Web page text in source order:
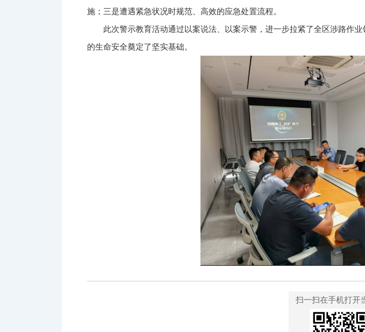
施；三是遭遇紧急状况时规范、高效的应急处置流程。
此次警示教育活动通过以案说法、以案示警，进一步拉紧了全区涉路作
的生命安全奠定了坚实基础。
扫一扫在手机打开